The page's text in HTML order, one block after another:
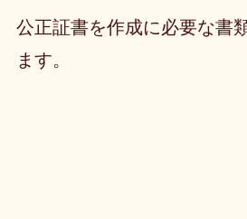
公正証書を作成に必要な書
ます。